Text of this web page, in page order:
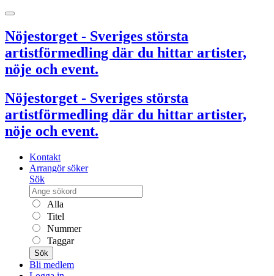
Nöjestorget - Sveriges största
artistförmedling där du hittar artister,
nöje och event.
Nöjestorget - Sveriges största
artistförmedling där du hittar artister,
nöje och event.
Kontakt
Arrangör söker
Sök
Alla
Titel
Nummer
Taggar
Sök
Bli medlem